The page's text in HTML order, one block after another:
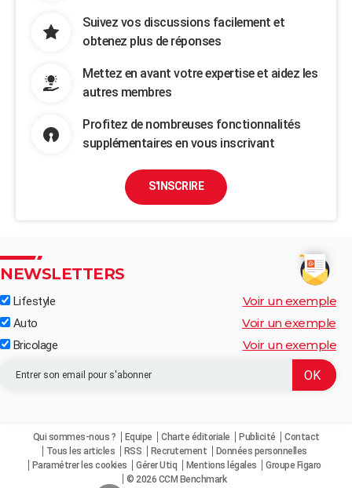
Suivez vos discussions facilement et
obtenez plus de réponses
Mettez en avant votre expertise et aidez les
autres membres
Profitez de nombreuses fonctionnalités
supplémentaires en vous inscrivant
S'INSCRIRE
NEWSLETTERS
Lifestyle Voir un exemple
Auto Voir un exemple
Bricolage Voir un exemple
Qui sommes-nous ? Equipe Charte éditoriale Publicité
Contact
Tous les articles
RSS Recrutement
Données personnelles
Paramétrer les cookies
Gérer Utiq Mentions légales
Groupe Figaro
© 2026 CCM Benchmark